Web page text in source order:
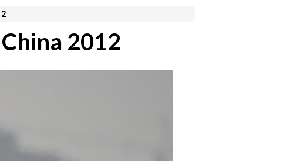
2012